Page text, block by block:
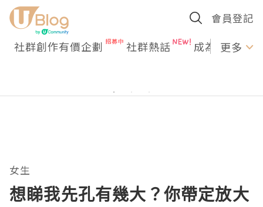
會員登記
社群創作有價企劃 社群熱話 成為U更多
女生
想睇我先孔有幾大？你帶定放大